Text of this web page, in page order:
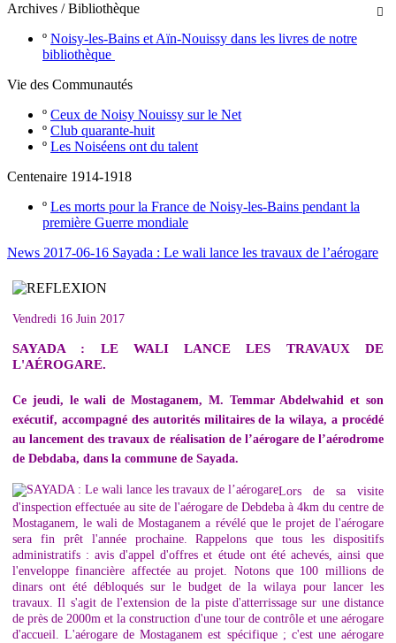

Archives / Bibliothèque
º Noisy-les-Bains et Aïn-Nouissy dans les livres de notre
bibliothèque
Vie des Communautés
º Ceux de Noisy Nouissy sur le Net
º Club quarante-huit
º Les Noiséens ont du talent
Centenaire 1914-1918
º Les morts pour la France de Noisy-les-Bains pendant la
première Guerre mondiale
News 2017-06-16 Sayada : Le wali lance les travaux de l’aérogare
Vendredi 16 Juin 2017
SAYADA : LE WALI LANCE LES TRAVAUX DE
L'AÉROGARE.
Ce jeudi, le wali de Mostaganem, M. Temmar Abdelwahid et son
exécutif, accompagné des autorités militaires de la wilaya, a procédé
au lancement des travaux de réalisation de l’aérogare de l’aérodrome
de Debdaba, dans la commune de Sayada.
Lors de sa visite
d'inspection effectuée au site de l'aérogare de Debdeba à 4km du centre de
Mostaganem, le wali de Mostaganem a révélé que le projet de l'aérogare
sera fin prêt l'année prochaine. Rappelons que tous les dispositifs
administratifs : avis d'appel d'offres et étude ont été achevés, ainsi que
l'enveloppe financière affectée au projet. Notons que 100 millions de
dinars ont été débloqués sur le budget de la wilaya pour lancer les
travaux. Il s'agit de l'extension de la piste d'atterrissage sur une distance
de près de 2000m et la construction d'une tour de contrôle et une aérogare
d'accueil. L'aérogare de Mostaganem est spécifique ; c'est une aérogare